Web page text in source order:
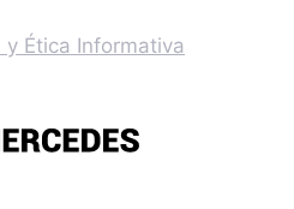
Ética Informativa